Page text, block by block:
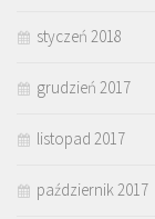
styczeń 2018
grudzień 2017
listopad 2017
październik 2017